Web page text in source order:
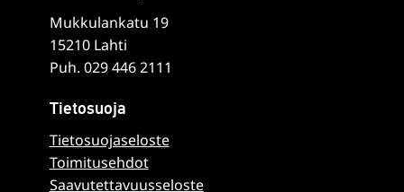
Mukkulankatu 19
15210 Lahti
Puh. 029 446 2111
Tietosuoja
Tietosuojaseloste
Toimitusehdot
Saavutettavuusseloste